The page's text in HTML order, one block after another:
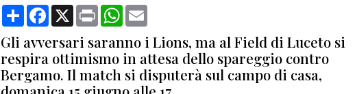
CondividiFacebook
X Print WhatsApp
Gli avversari saranno i Lions, ma al Field di Luceto si
respira ottimismo in attesa dello spareggio contro
Bergamo. Il match si disputerà sul campo di casa,